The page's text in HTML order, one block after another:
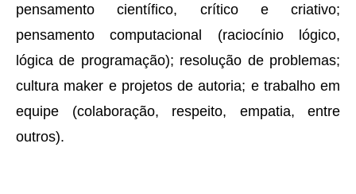
pensamento científico, crítico e criativo;
pensamento computacional (raciocínio lógico,
lógica de programação); resolução de problemas;
cultura maker e projetos de autoria; e trabalho em
equipe (colaboração, respeito, empatia, entre
outros).